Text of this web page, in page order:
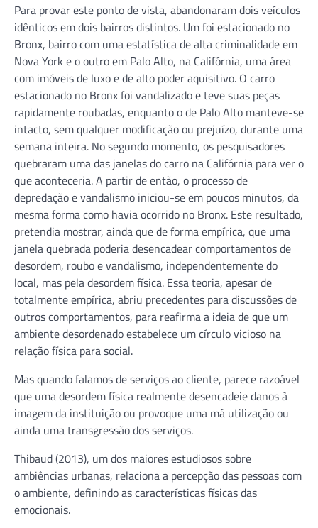
Para provar este ponto de vista, abandonaram dois veículos
idênticos em dois bairros distintos. Um foi estacionado no
Bronx, bairro com uma estatística de alta criminalidade em
Nova York e o outro em Palo Alto, na Califórnia, uma área
com imóveis de luxo e de alto poder aquisitivo. O carro
estacionado no Bronx foi vandalizado e teve suas peças
rapidamente roubadas, enquanto o de Palo Alto manteve-se
intacto, sem qualquer modificação ou prejuízo, durante uma
semana inteira. No segundo momento, os pesquisadores
quebraram uma das janelas do carro na Califórnia para ver o
que aconteceria. A partir de então, o processo de
depredação e vandalismo iniciou-se em poucos minutos, da
mesma forma como havia ocorrido no Bronx. Este resultado,
pretendia mostrar, ainda que de forma empírica, que uma
janela quebrada poderia desencadear comportamentos de
desordem, roubo e vandalismo, independentemente do
local, mas pela desordem física. Essa teoria, apesar de
totalmente empírica, abriu precedentes para discussões de
outros comportamentos, para reafirma a ideia de que um
ambiente desordenado estabelece um círculo vicioso na
relação física para social.
Mas quando falamos de serviços ao cliente, parece razoável
que uma desordem física realmente desencadeie danos à
imagem da instituição ou provoque uma má utilização ou
ainda uma transgressão dos serviços.
Thibaud (2013), um dos maiores estudiosos sobre
ambiências urbanas, relaciona a percepção das pessoas com
o ambiente, definindo as características físicas das
emocionais.